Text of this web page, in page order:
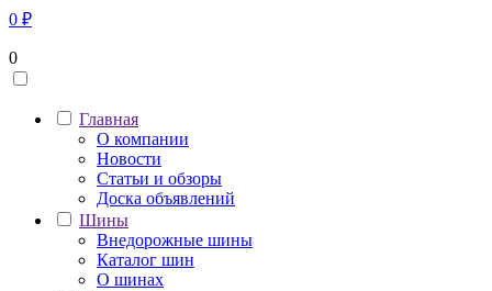
0 ₽
0
Главная
О компании
Новости
Статьи и обзоры
Доска объявлений
Шины
Внедорожные шины
Каталог шин
О шинах